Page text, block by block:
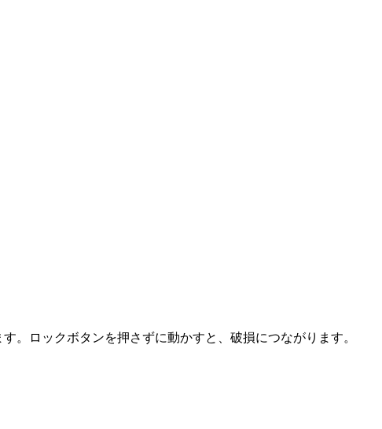
。ロックボタンを押さずに動かすと、破損につながります。